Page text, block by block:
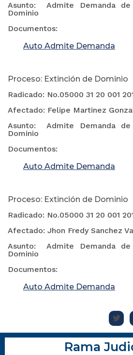
Asunto: Admite Demanda
Dominio
Documentos:
Auto Admite Demanda
Proceso: Extinción de Dominio
Radicado: No.05000 31 20 001
Afectado: Felipe Martinez
Asunto: Admite Demanda
Dominio
Documentos:
Auto Admite Demanda
Proceso: Extinción de Dominio
Radicado: No.05000 31 20 001
Afectado: Jhon Fredy Sanchez
Asunto: Admite Demanda
Dominio
Documentos:
Auto Admite Demanda
Rama